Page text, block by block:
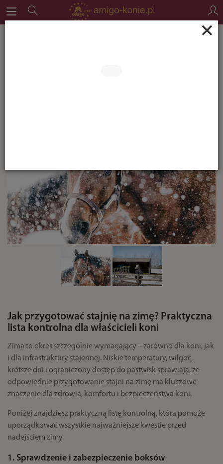
×
Jak przygotować stajnię na zimę? Praktyczna
lista kontrolna dla właścicieli koni
Zima to okres szczególnie wymagający – zarówno dla koni, jak
i dla infrastruktury stajennej. Niskie temperatury, wilgoć,
krótsze dni i ograniczony dostęp do pastwisk sprawiają, że
odpowiednie przygotowanie stajni na zimę ma kluczowe
znaczenie dla zdrowia, komfortu i bezpieczeństwa koni.
Poniżej znajdziesz praktyczną listę kontrolną, która pomoże
uporządkować wszystkie najważniejsze kwestie przed
nadejściem zimy.
1. Sprawdzenie i zabezpieczenie boksów